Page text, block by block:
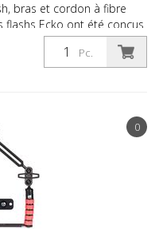
Pc.
bras et cordon à fibre
Ecko ont été conçus
0